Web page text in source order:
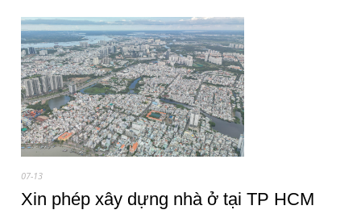
PGS.TS Hà Đình Đức qua đời
08-07
07-13
Xin phép xây dựng nhà ở tại TP HCM